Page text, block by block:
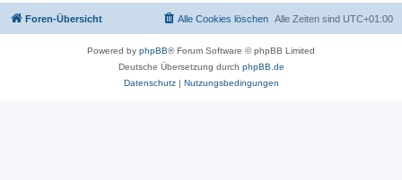
Foren-Übersicht Alle Zeiten sind UTC+01:00
Alle Cookies löschen
Powered by phpBB® Forum Software © phpBB Limited
Deutsche Übersetzung durch phpBB.de
Datenschutz| Nutzungsbedingungen